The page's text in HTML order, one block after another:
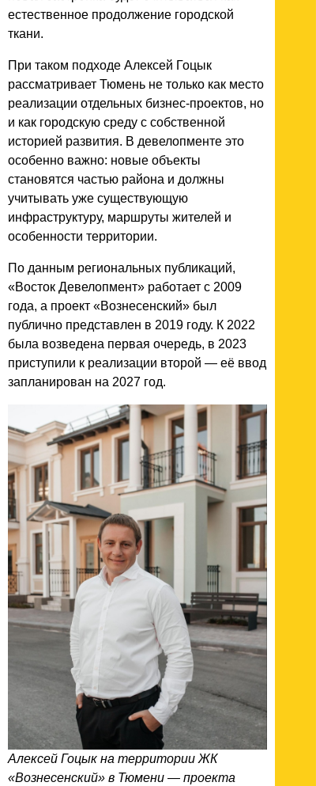
естественное продолжение городской
ткани.
При таком подходе Алексей Гоцык
рассматривает Тюмень не только как место
реализации отдельных бизнес-проектов, но
и как городскую среду с собственной
историей развития. В девелопменте это
особенно важно: новые объекты
становятся частью района и должны
учитывать уже существующую
инфраструктуру, маршруты жителей и
особенности территории.
По данным региональных публикаций,
«Восток Девелопмент» работает с 2009
года, а проект «Вознесенский» был
публично представлен в 2019 году. К 2022
была возведена первая очередь, в 2023
приступили к реализации второй — её ввод
запланирован на 2027 год.
Алексей Гоцык на территории ЖК
«Вознесенский» в Тюмени — проекта